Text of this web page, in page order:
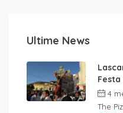
Ultime News
Festa
4
The